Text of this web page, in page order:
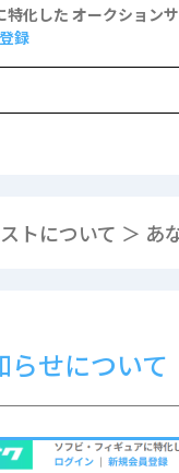
特化した オークション
録
トについて ＞ あ
らせについて